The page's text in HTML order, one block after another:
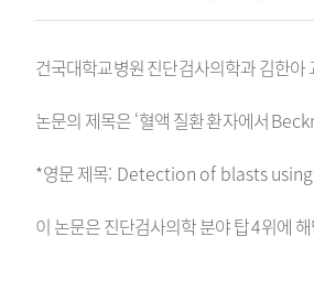
건국대학교병원 진단검사의학과 김한아
논문의 제목은‘혈액 질환 환자에서
*영문 제목: Detection of blasts
이 논문은 진단검사의학 분야 탑4위에